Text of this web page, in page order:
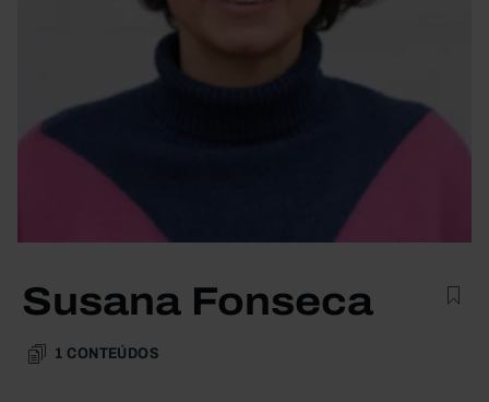
Susana Fonseca
1 CONTEÚDOS